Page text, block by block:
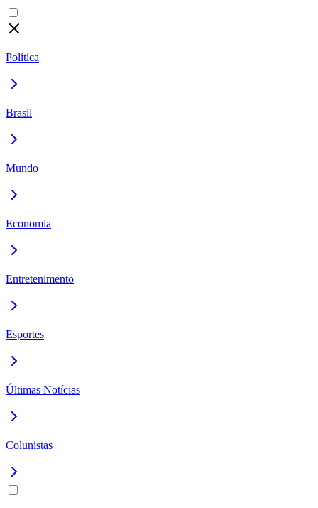
Política
Brasil
Mundo
Economia
Entretenimento
Esportes
Últimas Notícias
Colunistas